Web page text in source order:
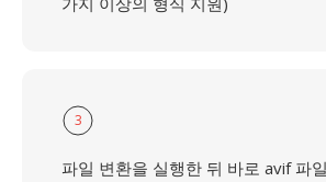
3
파일 변환을 실행한 뒤 바로 avif 파